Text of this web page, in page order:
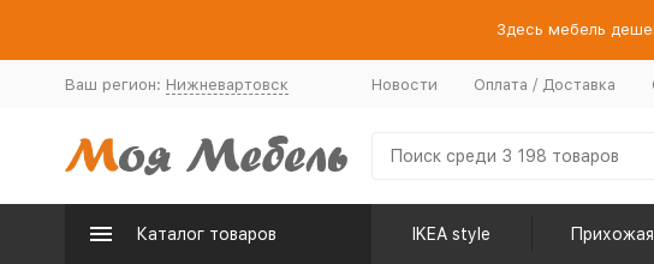
Здесь мебель
Ваш регион: Нижневартовск Новости Оплата / Доставка
Каталог товаров IKEA style Прихожая